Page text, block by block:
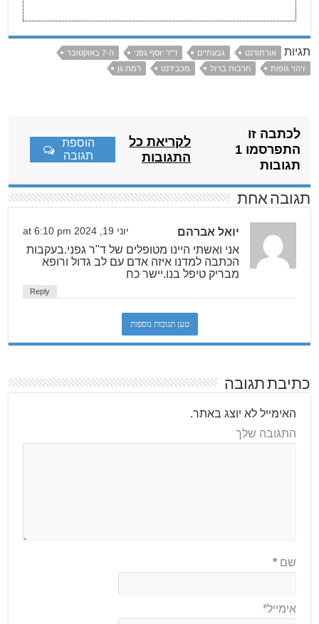
תגיות אורתודנט גבעתיים ד"ר יוסף גפני
ה-7 באוקטובר
זיהוי גופות
חרבות ברזל מכבידנט רמת גן
לכתבה זו
התפרסמו 1
תגובות
לקריאת כל
התגובות
הוספת
תגובה
תגובה אחת
יואל אברהם יוני 19, 2024 at 6:10 pm
אני ואשתי היינו מטופלים של ד"ר גפני.בעקבות
הכתבה למדנו איזה אדם עם לב גדול ורופא
מבריק טיפל בנו.יישר כח
Reply
טען תגובות נוספות
כתיבת תגובה
האימייל לא יוצג באתר.
התגובה שלך
שם*
אימייל*